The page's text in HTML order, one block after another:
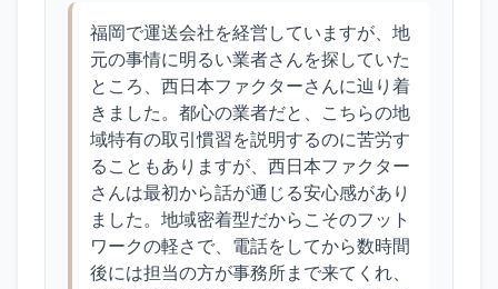
福岡で運送会社を経営していますが、地
元の事情に明るい業者さんを探していた
ところ、西日本ファクターさんに辿り着
きました。都心の業者だと、こちらの地
域特有の取引慣習を説明するのに苦労す
ることもありますが、西日本ファクター
さんは最初から話が通じる安心感があり
ました。地域密着型だからこそのフット
ワークの軽さで、電話をしてから数時間
後には担当の方が事務所まで来てくれ、